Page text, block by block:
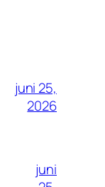
juni 25,
2026
juni